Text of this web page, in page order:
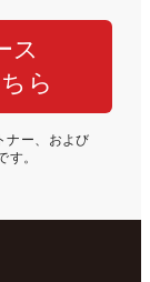
ス
ら
ナー、および
す。